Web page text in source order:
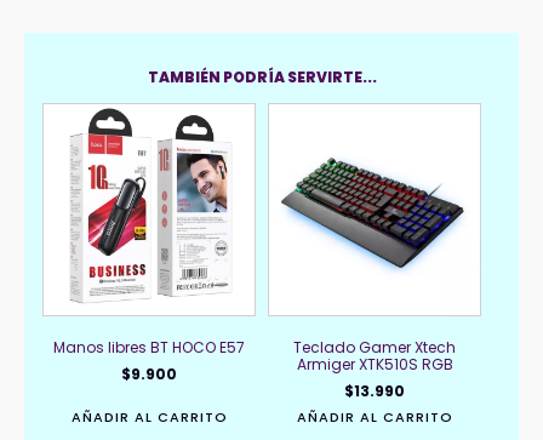
TAMBIÉN PODRÍA SERVIRTE...
Manos libres BT HOCO E57
$9.900
AÑADIR AL CARRITO
Teclado Gamer Xtech
Armiger XTK510S RGB
$13.990
AÑADIR AL CARRITO